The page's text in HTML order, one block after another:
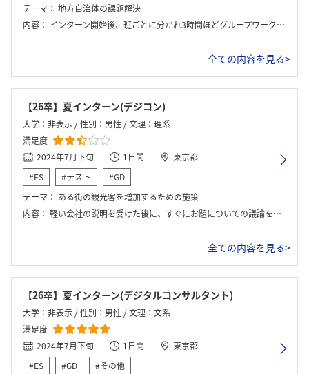
テーマ： 地方自治体の課題解決
内容： インターン開始後、班ごとに分かれ3時間ほどグループワークをおこなう。具体的には、資料読み込み→課題特定→施策立案という流れであった。最後は、発表の後、懇親会がおこなわれた。
全ての内容を見る>
【26卒】夏インターン(デジコン)
大学：非表示 / 性別：男性 / 文理：理系
満足度
2024年7月下旬
1日間
東京都
#ES
#テスト
#GD
テーマ： ある街の観光客を増加するための施策
内容： 軽い会社の説明を受けた後に、すぐにお題についての議論を行い（数時間）その後発表をして、懇親会もあった。
全ての内容を見る>
【26卒】夏インターン(デジタルコンサルタント)
大学：非表示 / 性別：男性 / 文理：文系
満足度
2024年7月下旬
1日間
東京都
#ES
#GD
#その他